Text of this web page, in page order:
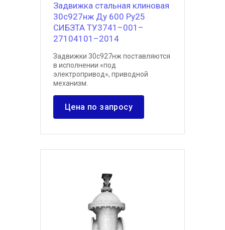
Задвижка стальная клиновая
30с927нж Ду 600 Ру25
СИБЗТА ТУ3741–001–
27104101–2014
Задвижки 30с927нж поставляются
в исполнении «под
электропривод», приводной
механизм.
Цена по запросу